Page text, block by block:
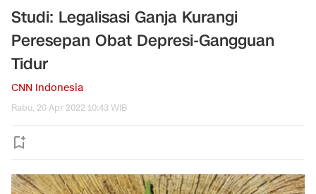
Studi: Legalisasi Ganja Kurangi
Peresepan Obat Depresi-Gangguan
Tidur
CNN Indonesia
Rabu, 20 Apr 2022 10:43 WIB